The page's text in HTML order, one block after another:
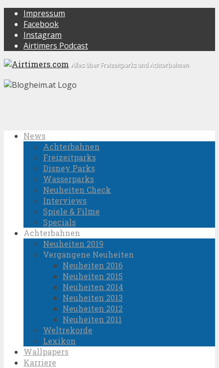
Impressum
Facebook
Instagram
Airtimers Podcast
Alles über Freizeitparks und Achterbahnen
News
Achterbahnen
Freizeitparks
Disney Parks
Wasserparks
Neuheiten Check
Interviews
Spiele & Filme
Specials
Achterbahnen
Neuheiten 2019
Vergangene Neuheiten
Neuheiten 2016
Neuheiten 2015
Neuheiten 2014
Neuheiten 2013
Neuheiten 2012
Neuheiten 2011
Weltrekorde
Lexikon
Wallpapers
Karriere